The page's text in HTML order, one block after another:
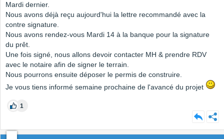
Mardi dernier.
Nous avons déjà reçu aujourd'hui la lettre recommandé avec la
contre signature.
Nous avons rendez-vous Mardi 14 à la banque pour la signature
du prêt.
Une fois signé, nous allons devoir contacter MH & prendre RDV
avec le notaire afin de signer le terrain.
Nous pourrons ensuite déposer le permis de construire.
Je vous tiens informé semaine prochaine de l'avancé du projet
1